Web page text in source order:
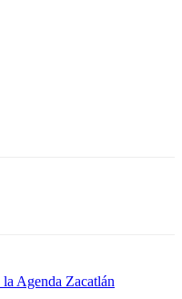
Agenda Zacatlán